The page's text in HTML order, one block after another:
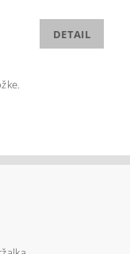
DETAIL